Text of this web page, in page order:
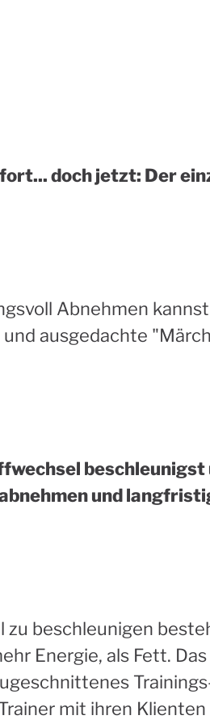
doch jetzt: Der
Abnehmen
ausgedachte
und
beschleunigen
Energie, als Fett.
mit ihren Klienten